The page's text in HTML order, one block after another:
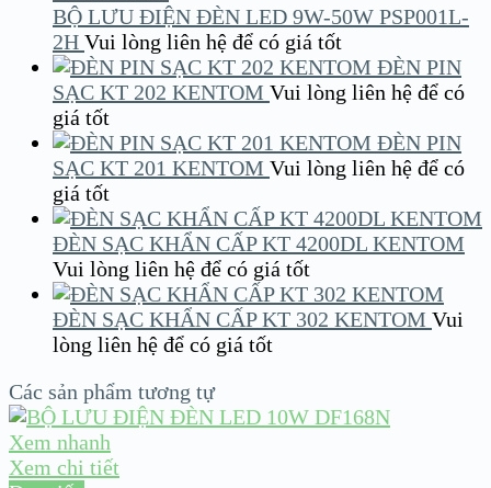
BỘ LƯU ĐIỆN ĐÈN LED 9W-50W PSP001L-
2H Vui lòng liên hệ để có giá tốt
ĐÈN PIN
SẠC KT 202 KENTOM Vui lòng liên hệ để có
giá tốt
ĐÈN PIN
SẠC KT 201 KENTOM Vui lòng liên hệ để có
giá tốt
ĐÈN SẠC KHẨN CẤP KT 4200DL KENTOM
Vui lòng liên hệ để có giá tốt
ĐÈN SẠC KHẨN CẤP KT 302 KENTOM Vui
lòng liên hệ để có giá tốt
Các sản phẩm tương tự
Xem nhanh
Xem chi tiết